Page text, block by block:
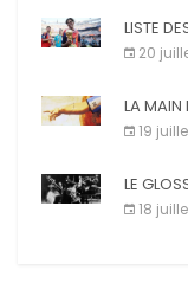
Imprimer
LISTE
20
LA MAIN
19
LE
18